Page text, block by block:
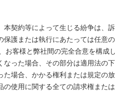
契約等によって生じる紛争は
護または執行にあたっては任
客様と弊社間の完全合意を構
った場合、その部分は適用法
場合、かかる権利または規定
使用に関する全ての請求権ま